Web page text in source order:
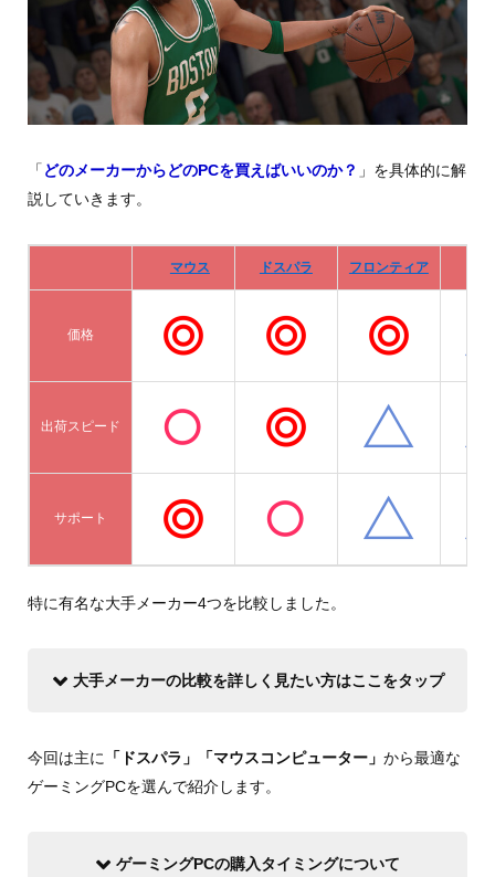
「 どのメーカーからどのPCを買えばいいのか？ 」を具体的に解
説していきます。
マウス ドスパラ フロンティア
価格
出荷スピード
サポート
特に有名な大手メーカー4つを比較しました。
大手メーカーの比較を詳しく見たい方はここをタップ
今回は主に 「ドスパラ」「マウスコンピューター」 から最適な
ゲーミングPCを選んで紹介します。
ゲーミングPCの購入タイミングについて